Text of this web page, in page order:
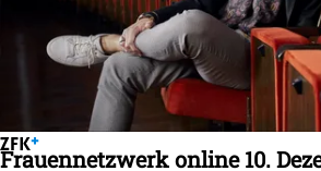
Frauennetzwerk online 10.